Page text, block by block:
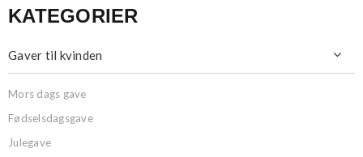
KATEGORIER
Gaver til kvinden 
Mors dags gave
Fødselsdagsgave
Julegave